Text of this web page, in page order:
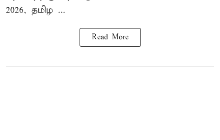
2026, தமிழ ...
Read More